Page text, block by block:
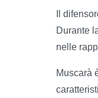
Il
Durante
nelle
Muscarà